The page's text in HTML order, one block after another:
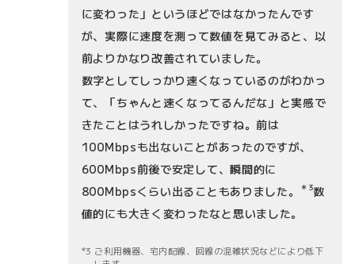
に変わった」というほどではなかったんです
が、実際に速度を測って数値を見てみると、以
前よりかなり改善されていました。
数字としてしっかり速くなっているのがわかっ
て、「ちゃんと速くなってるんだな」と実感で
きたことはうれしかったですね。前は
100Mbpsも出ないことがあったのですが、
600Mbps前後で安定して、瞬間的に
800Mbpsくらい出ることもありました。
＊3数
値的にも大きく変わったなと思いました。
3 ご利用機器、宅内配線、回線の混雑状況などにより低下